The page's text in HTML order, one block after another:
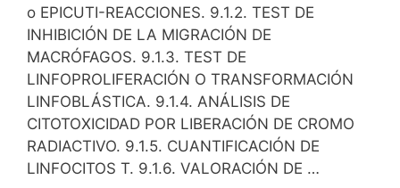
o EPICUTI-REACCIONES. 9.1.2. TEST DE
INHIBICIÓN DE LA MIGRACIÓN DE
MACRÓFAGOS. 9.1.3. TEST DE
LINFOPROLIFERACIÓN O TRANSFORMACIÓN
LINFOBLÁSTICA. 9.1.4. ANÁLISIS DE
CITOTOXICIDAD POR LIBERACIÓN DE CROMO
RADIACTIVO. 9.1.5. CUANTIFICACIÓN DE
LINFOCITOS T. 9.1.6. VALORACIÓN DE …